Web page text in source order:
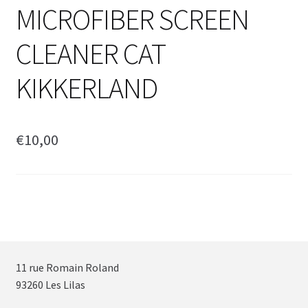
MICROFIBER SCREEN
CLEANER CAT
KIKKERLAND
€10,00
11 rue Romain Roland
93260 Les Lilas